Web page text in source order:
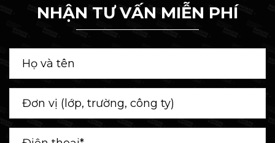
NHẬN TƯ VẤN MIỄN PHÍ